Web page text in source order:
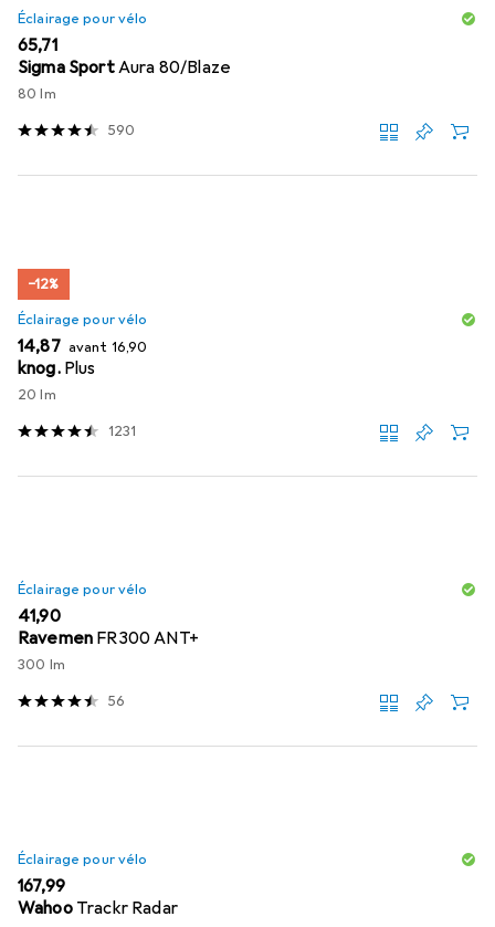
Éclairage pour vélo
EUR
65,71
Sigma SportAura 80/Blaze
80 lm
590
−12%
Éclairage pour vélo
EUR
14,87 avant EUR
16,90
knog. Plus
20 lm
1231
Éclairage pour vélo
EUR
41,90
Ravemen FR300 ANT+
300 lm
56
Éclairage pour vélo
EUR
167,99
Wahoo Trackr Radar